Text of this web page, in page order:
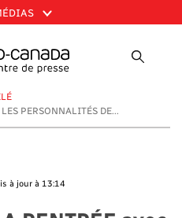
PERSONNALITÉS DE...
à jour à 13:14